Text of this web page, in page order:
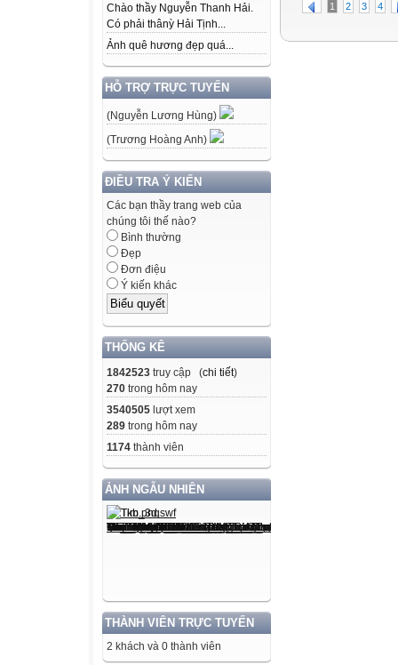
Chào thầy Nguyễn Thanh Hải.
Có phải thânỳ Hải Tịnh...
Ảnh quê hương đẹp quá...
HỖ TRỢ TRỰC TUYẾN
(Nguyễn Lương Hùng)
(Trương Hoàng Anh)
ĐIỀU TRA Ý KIẾN
Các bạn thầy trang web của
chúng tôi thế nào?
Bình thường
Đẹp
Đơn điệu
Ý kiến khác
THỐNG KÊ
1842523 truy cập (chi tiết)
270 trong hôm nay
3540505 lượt xem
289 trong hôm nay
1174 thành viên
ẢNH NGẪU NHIÊN
THÀNH VIÊN TRỰC TUYẾN
2 khách và 0 thành viên
1 2 3 4